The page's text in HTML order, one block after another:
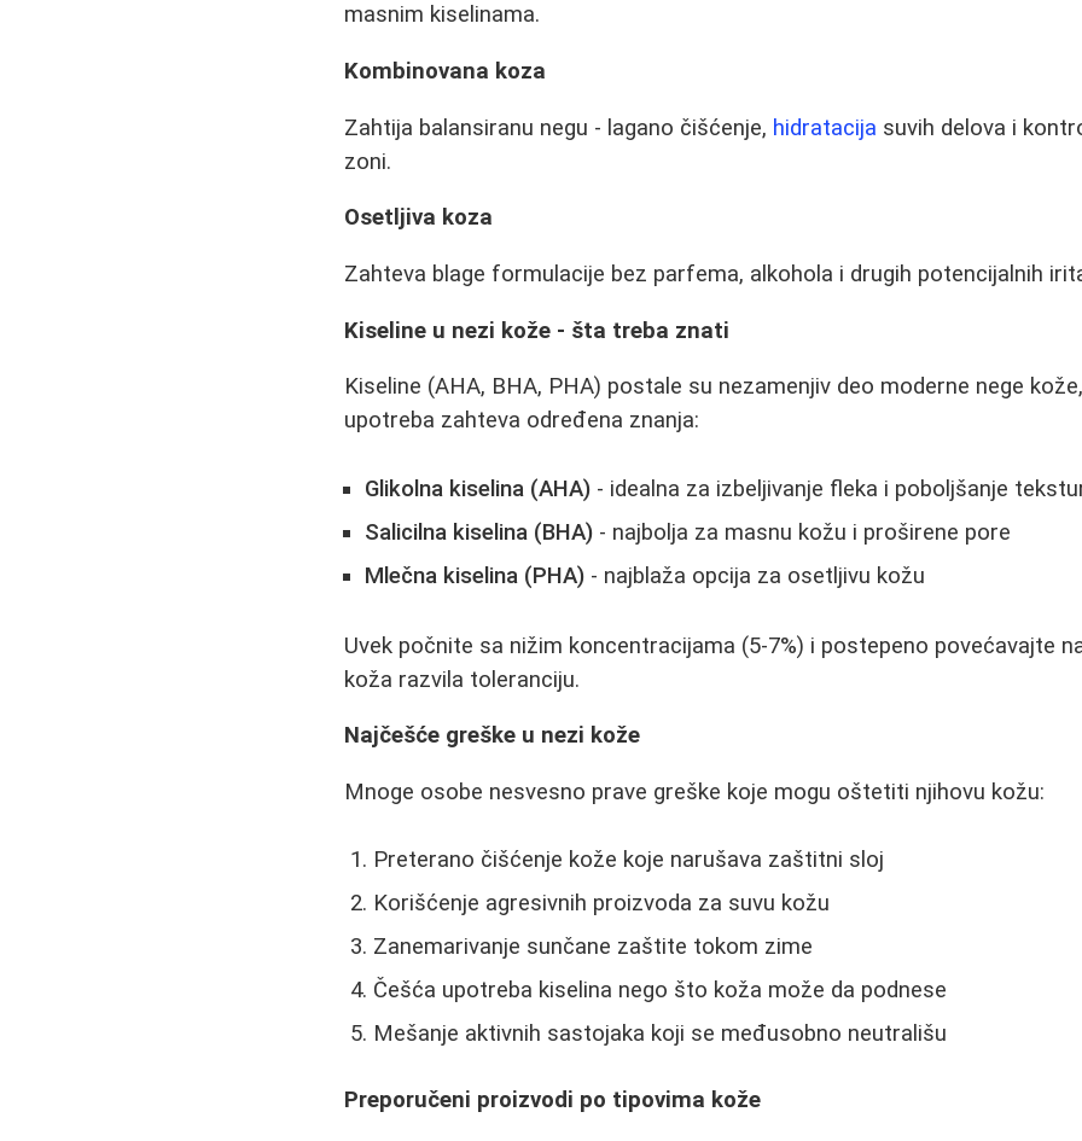
masnim kiselinama.
Kombinovana koza
Zahtija balansiranu negu - lagano čišćenje, hidratacija suvih delova i
zoni.
Osetljiva koza
Zahteva blage formulacije bez parfema, alkohola i drugih potencijalnih
Kiseline u nezi kože - šta treba znati
Kiseline (AHA, BHA, PHA) postale su nezamenjiv deo moderne nege
upotreba zahteva određena znanja:
Glikolna kiselina (AHA) - idealna za izbeljivanje fleka i poboljšanje
Salicilna kiselina (BHA) - najbolja za masnu kožu i proširene pore
Mlečna kiselina (PHA) - najblaža opcija za osetljivu kožu
Uvek počnite sa nižim koncentracijama (5-7%) i postepeno povećavajte
koža razvila toleranciju.
Najčešće greške u nezi kože
Mnoge osobe nesvesno prave greške koje mogu oštetiti njihovu kožu:
Preterano čišćenje kože koje narušava zaštitni sloj
Korišćenje agresivnih proizvoda za suvu kožu
Zanemarivanje sunčane zaštite tokom zime
Češća upotreba kiselina nego što koža može da podnese
Mešanje aktivnih sastojaka koji se međusobno neutrališu
Preporučeni proizvodi po tipovima kože